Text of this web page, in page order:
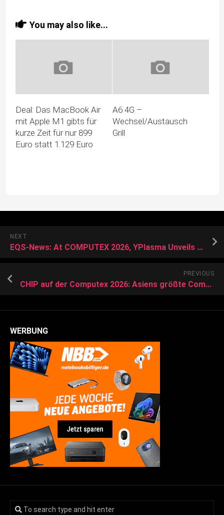
You may also like...
Deal: Das MacBook Air
mit Apple M1 gibts für
kurze Zeit für nur 899
Euro statt 1.129 Euro
A6 4G –
Wechsel/Austausch
Grill
NEXT
EQS-News: At COMPUTEX 2026, YPlasma Unveils the First Fanless Solid-State Cooling for NVIDIA Jetson
PREVIOUS
CHIP auf der Computex 2026: Asiens größte Computermesse startet
WERBUNG